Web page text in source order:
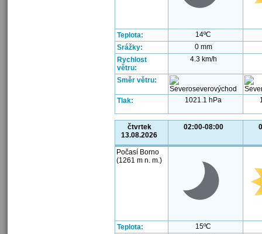
Teplota:
14ºC
Srážky:
0 mm
Rychlost
větru:
4.3 km/h
Směr větru:
Tlak: 1021.1 hPa
čtvrtek
13.08.2026
02:00-08:00
Počasí Borno
(1261 m n. m.)
Teplota:
15ºC